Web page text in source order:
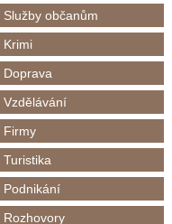
Služby občanům
Krimi
Doprava
Vzdělávání
Firmy
Turistika
Podnikání
Rozhovory